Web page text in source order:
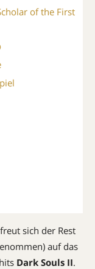
of the First
freut sich der Rest
auf das
Dark Souls II.